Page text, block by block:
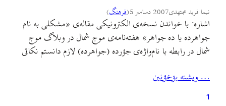
نیما فرید مجتهدی2007 دسامبر 5 (فرهنگ)
اشاره: با خواندن نسخه‌ی الکترونيکی مقاله‌ی «مشکلی به نام
جواهرده يا ده جواهر» هفته‌نامه‌ی موج شمال در وبلاگ موج
شمال در رابطه با نام‌واژه‌ی جؤرده (جواهرده) لازم دانستم نکاتی
شفاف‌سازی، هم براي نويسنده‌ی محترم مقاله مفيد واقع گردد،
که به…
… ويشته بۊخؤنين
1